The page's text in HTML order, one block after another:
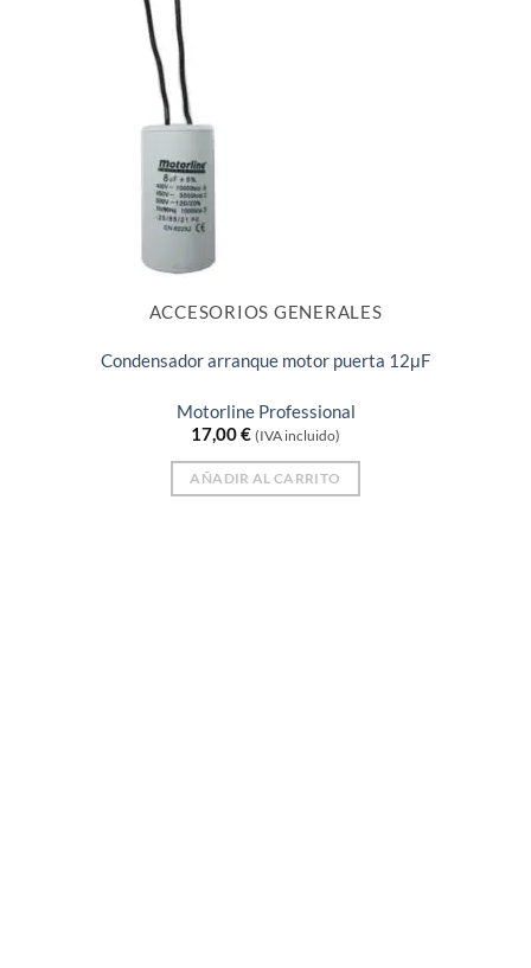
ACCESORIOS GENERALES
Condensador arranque motor puerta 12μF
Motorline Professional
17,00€ (IVA incluido)
AÑADIR AL CARRITO